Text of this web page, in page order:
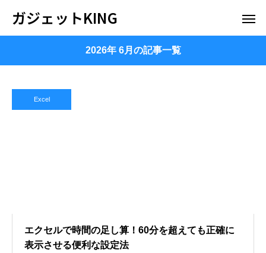
ガジェットKING
2026年 6月の記事一覧
Excel
エクセルで時間の足し算！60分を超えても正確に
表示させる便利な設定法